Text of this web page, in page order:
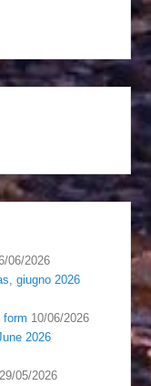
06/2026
giugno 2026
form 10/06/2026
2026
29/05/2026